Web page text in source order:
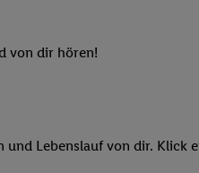
von dir hören!
Lebenslauf von dir. Klick
können Ihre
finden Sie in den